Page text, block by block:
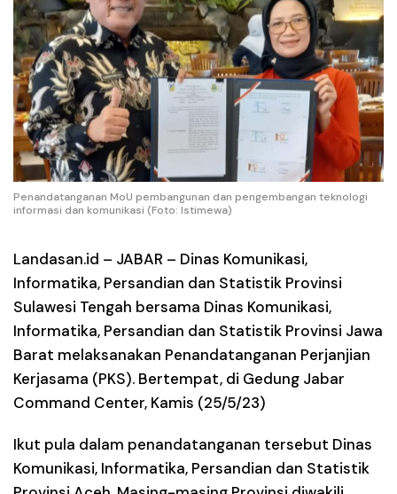
Penandatanganan MoU pembangunan dan pengembangan teknologi
informasi dan komunikasi (Foto: Istimewa)
Landasan.id – JABAR – Dinas Komunikasi,
Informatika, Persandian dan Statistik Provinsi
Sulawesi Tengah bersama Dinas Komunikasi,
Informatika, Persandian dan Statistik Provinsi Jawa
Barat melaksanakan Penandatanganan Perjanjian
Kerjasama (PKS). Bertempat, di Gedung Jabar
Command Center, Kamis (25/5/23)
Ikut pula dalam penandatanganan tersebut Dinas
Komunikasi, Informatika, Persandian dan Statistik